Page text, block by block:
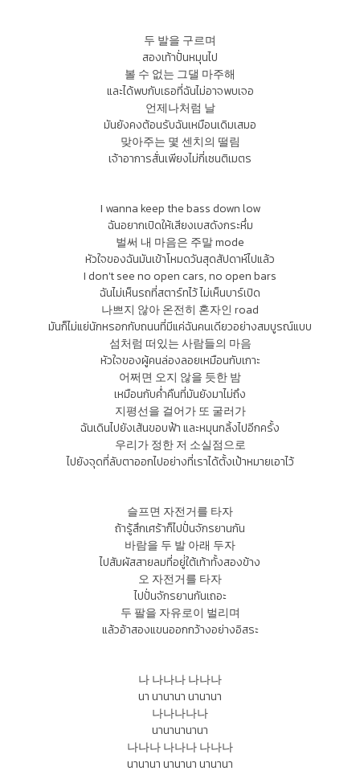
두 발을 구르며
สองเท้าปั่นหมุนไป
볼 수 없는 그댈 마주해
และได้พบกับเธอที่ฉันไม่อาจพบเจอ
언제나처럼 날
มันยังคงต้อนรับฉันเหมือนเดิมเสมอ
맞아주는 몇 센치의 떨림
เจ้าอาการสั่นเพียงไม่กี่เซนติเมตร
I wanna keep the bass down low
ฉันอยากเปิดให้เสียงเบสดังกระหึ่ม
벌써 내 마음은 주말 mode
หัวใจของฉันมันเข้าโหมดวันสุดสัปดาห์ไปแล้ว
I don't see no open cars, no open bars
ฉันไม่เห็นรถที่สตาร์ทไว้ ไม่เห็นบาร์เปิด
나쁘지 않아 온전히 혼자인 road
มันก็ไม่แย่นักหรอกกับถนนที่มีแค่ฉันคนเดียวอย่างสมบูรณ์แบบ
섬처럼 떠있는 사람들의 마음
หัวใจของผู้คนล่องลอยเหมือนกับเกาะ
어쩌면 오지 않을 듯한 밤
เหมือนกับค่ำคืนที่มันยังมาไม่ถึง
지평선을 걸어가 또 굴러가
ฉันเดินไปยังเส้นขอบฟ้า และหมุนกลิ้งไปอีกครั้ง
우리가 정한 저 소실점으로
ไปยังจุดที่ลับตาออกไปอย่างที่เราได้ตั้งเป้าหมายเอาไว้
슬프면 자전거를 타자
ถ้ารู้สึกเศร้าก็ไปปั่นจักรยานกัน
바람을 두 발 아래 두자
ไปสัมผัสสายลมที่อยู่่ใต้เท้าทั้งสองข้าง
오 자전거를 타자
ไปปั่นจักรยานกันเถอะ
두 팔을 자유로이 벌리며
แล้วอ้าสองแขนออกกว้างอย่างอิสระ
나 나나나 나나나
นา นานานา นานานา
나나나나나
นานานานานา
나나나 나나나 나나나
นานานา นานานา นานานา